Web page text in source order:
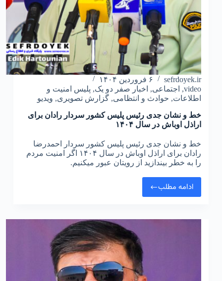
sefrdoyek.ir
۶ فروردین ۱۴۰۴
video
, اجتماعی, اخبار صفر دو یک, پلیس امنیت و
اطلاعات, حوادث و انتظامی, گزارش تصویری, ویدیو
خط و نشان جدی رئیس پلیس کشور سردار رادان برای
اراذل اوباش در سال ۱۴۰۴
خط و نشان جدی رئیس پلیس کشور سردار احمدرضا
رادان برای اراذل اوباش در سال ۱۴۰۴ اگر امنیت مردم
را به خطر بیندازید از رویتان عبور میکنیم.
ادامه مطلب